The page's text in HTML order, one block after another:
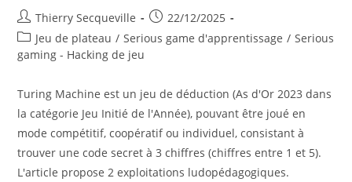
Auteur/autrice
de
la
publication :
Thierry Secqueville
Publication
publiée :
22/12/2025
Post
category:
Jeu de plateau / Serious game d'apprentissage / Serious
gaming - Hacking de jeu
Turing Machine est un jeu de déduction (As d'Or 2023 dans
la catégorie Jeu Initié de l'Année), pouvant être joué en
mode compétitif, coopératif ou individuel, consistant à
trouver une code secret à 3 chiffres (chiffres entre 1 et 5).
L'article propose 2 exploitations ludopédagogiques.